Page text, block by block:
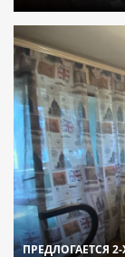
ПРЕДЛОГАЕТСЯ